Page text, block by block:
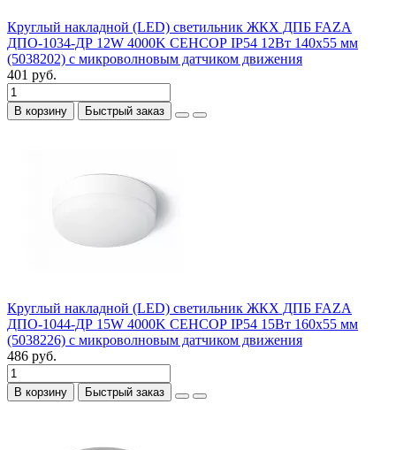
Круглый накладной (LED) светильник ЖКХ ДПБ FAZA
ДПО-1034-ДР 12W 4000K СЕНСОР IP54 12Вт 140х55 мм
(5038202) с микроволновым датчиком движения
401 руб.
В корзину Быстрый заказ
Круглый накладной (LED) светильник ЖКХ ДПБ FAZA
ДПО-1044-ДР 15W 4000K СЕНСОР IP54 15Вт 160х55 мм
(5038226) с микроволновым датчиком движения
486 руб.
В корзину Быстрый заказ